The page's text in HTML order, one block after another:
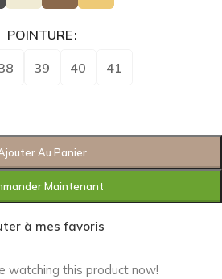
POINTURE
39 40 41
Au Panier
Maintenant
à mes favoris
watching this product now!